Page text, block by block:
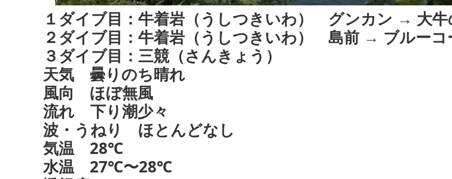
１ダイブ目：牛着岩（うしつきいわ） グンカン → 大牛
２ダイブ目：牛着岩（うしつきいわ） 島前 → ブルーコ
３ダイブ目：三競（さんきょう）
天気 曇りのち晴れ
風向 ほぼ無風
流れ 下り潮少々
波・うねり ほとんどなし
気温 28℃
水温 27℃〜28℃